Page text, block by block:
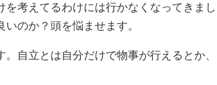
考えてるわけには行かなくなってきまし
のか？頭を悩ませます。
自立とは自分だけで物事が行えるとか、